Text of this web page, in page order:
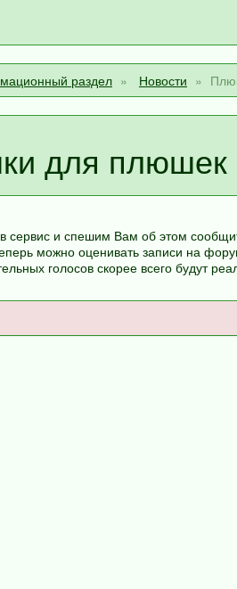
раздел Новости
для плюшек
сервис и спешим Вам об этом
можно оценивать записи на
голосов скорее всего будут